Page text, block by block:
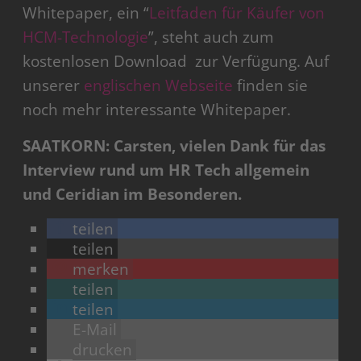
Whitepaper, ein “Leitfaden für Käufer von
HCM-Technologie”, steht auch zum
kostenlosen Download zur Verfügung. Auf
unserer englischen Webseite finden sie
noch mehr interessante Whitepaper.
SAATKORN: Carsten, vielen Dank für das
Interview rund um HR Tech allgemein
und Ceridian im Besonderen.
teilen
teilen
merken
teilen
teilen
E-Mail
drucken